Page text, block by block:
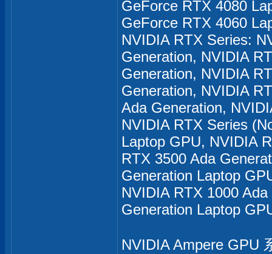
GeForce RTX 4080
GeForce RTX 4060
NVIDIA RTX Series:
Generation, NVIDIA
Generation, NVIDIA
Generation, NVIDIA
Ada Generation,
NVIDIA RTX Series
Laptop GPU, NVIDIA
RTX 3500 Ada
Generation Laptop
NVIDIA RTX 1000
Generation Laptop
NVIDIA Ampere GPU